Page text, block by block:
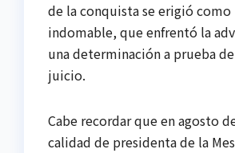
de la conquista se erigió
indomable, que enfrentó la
una determinación a prueba
juicio.
Cabe recordar que en agosto
calidad de presidenta de la